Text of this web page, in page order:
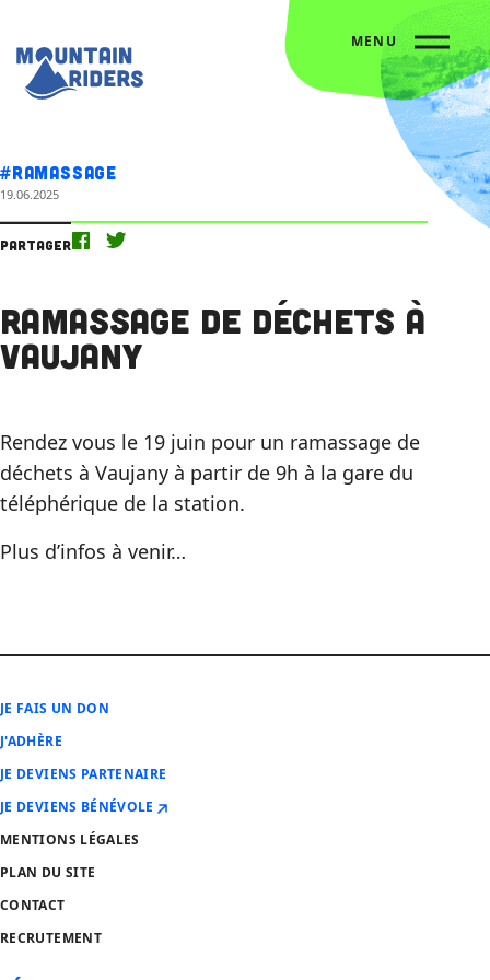
MENU
#Ramassage
19.06.2025
Partager
Ramassage de déchets à
Vaujany
Rendez vous le 19 juin pour un ramassage de
déchets à Vaujany à partir de 9h à la gare du
téléphérique de la station.
Plus d’infos à venir…
JE FAIS UN DON
J'ADHÈRE
JE DEVIENS PARTENAIRE
JE DEVIENS BÉNÉVOLE
MENTIONS LÉGALES
PLAN DU SITE
CONTACT
RECRUTEMENT